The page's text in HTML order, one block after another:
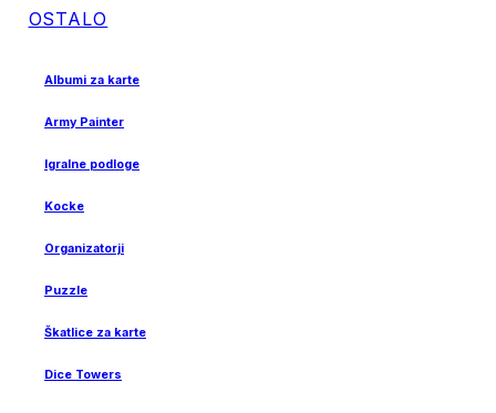
OSTALO
Albumi za karte
Army Painter
Igralne podloge
Kocke
Organizatorji
Puzzle
Škatlice za karte
Dice Towers